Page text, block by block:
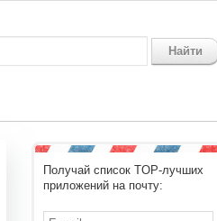
Найти
Получай список TOP-лучших
приложений на почту: